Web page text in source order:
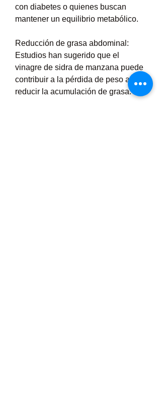
con diabetes o quienes buscan
mantener un equilibrio metabólico.
Reducción de grasa abdominal:
Estudios han sugerido que el
vinagre de sidra de manzana puede
contribuir a la pérdida de peso al
reducir la acumulación de grasa.